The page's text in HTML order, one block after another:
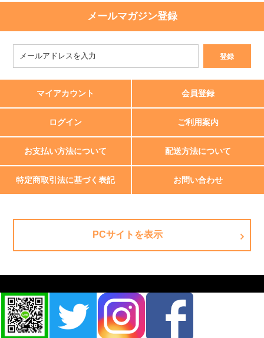
メールマガジン登録
マイアカウント 会員登録
ログイン ご利用案内
お支払い方法について 配送方法について
特定商取引法に基づく表記 お問い合わせ
PCサイトを表示